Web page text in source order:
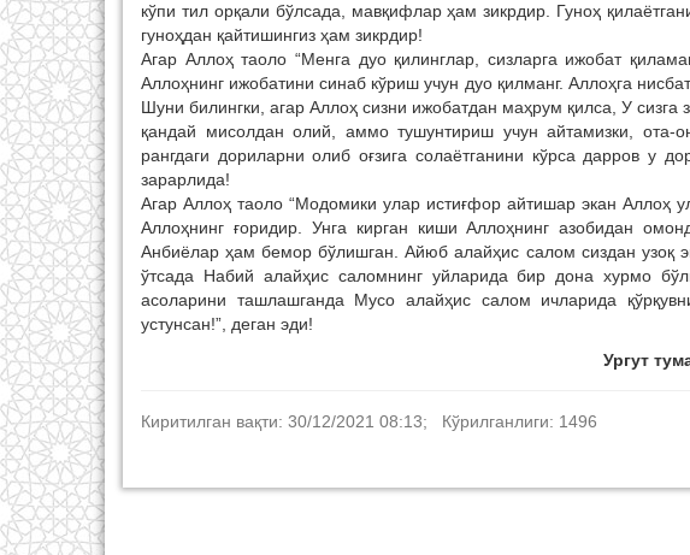
кўпи тил орқали бўлсада, мавқифлар ҳам зикрдир. Гуноҳ
гуноҳдан қайтишингиз ҳам зикрдир!
Агар Аллоҳ таоло “Менга дуо қилинглар, сизларга ижобат
Аллоҳнинг ижобатини синаб кўриш учун дуо қилманг. Аллоҳга
Шуни билингки, агар Аллоҳ сизни ижобатдан маҳрум қилса, У
қандай мисолдан олий, аммо тушунтириш учун айтамизки, ота-
рангдаги дориларни олиб оғзига солаётганини кўрса дарров у
зарарлида!
Агар Аллоҳ таоло “Модомики улар истиғфор айтишар экан Аллоҳ
Аллоҳнинг ғоридир. Унга кирган киши Аллоҳнинг азобидан
Анбиёлар ҳам бемор бўлишган. Айюб алайҳис салом сиздан узоқ
ўтсада Набий алайҳис саломнинг уйларида бир дона хурмо
асоларини ташлашганда Мусо алайҳис салом ичларида
устунсан!”, деган эди!
Ургут
Киритилган вақти: 30/12/2021 08:13; Кўрилганлиги: 1496